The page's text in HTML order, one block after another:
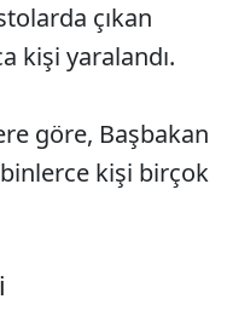
çıkan
kişi yaralandı.
göre, Başbakan
kişi birçok